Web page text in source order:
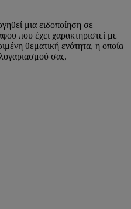
μια ειδοποίηση σε
που έχει χαρακτηριστεί με
θεματική ενότητα, η οποία
σας.